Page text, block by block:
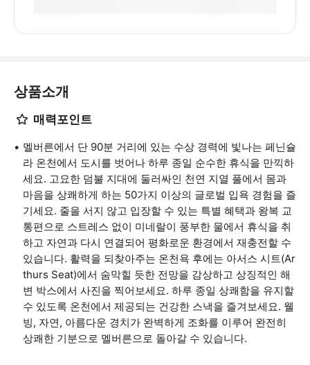
상품소개
매력포인트
멜버른에서 단 90분 거리에 있는 수상 경력에 빛나는 페닌슐
라 온천에서 도시를 벗어나 하루 종일 순수한 휴식을 만끽하
세요. 고요한 덤불 지대에 둘러싸인 천연 지열 풀에서 몸과
마음을 상쾌하게 하는 50가지 이상의 글로벌 입욕 경험을 즐
기세요. 줄을 서지 않고 입장할 수 있는 특별 혜택과 왕복 교
통편으로 스트레스 없이 미네랄이 풍부한 물에서 휴식을 취
하고 자연과 다시 연결되어 평화로운 환경에서 재충전할 수
있습니다. 활력을 되찾아주는 온천욕 후에는 아서스 시트(Ar
thurs Seat)에서 숨막힐 듯한 전망을 감상하고 상징적인 해
변 박스에서 사진을 찍어보세요. 하루 종일 상쾌함을 유지할
수 있도록 온천에서 제공되는 건강한 스낵을 즐겨보세요. 웰
빙, 자연, 아름다운 경치가 완벽하게 조화를 이루어 완전히
상쾌한 기분으로 멜버른으로 돌아갈 수 있습니다.